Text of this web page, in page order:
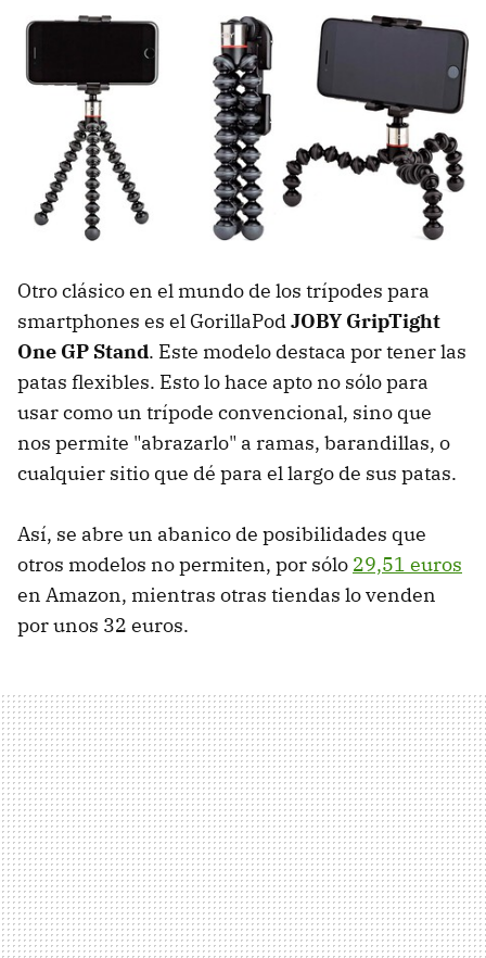
Otro clásico en el mundo de los trípodes para
smartphones es el GorillaPodJOBY GripTight
One GP Stand. Este modelo destaca por tener las
patas flexibles. Esto lo hace apto no sólo para
usar como un trípode convencional, sino que
nos permite "abrazarlo" a ramas, barandillas, o
cualquier sitio que dé para el largo de sus patas.
Así, se abre un abanico de posibilidades que
otros modelos no permiten, por sólo 29,51 euros
en Amazon, mientras otras tiendas lo venden
por unos 32 euros.